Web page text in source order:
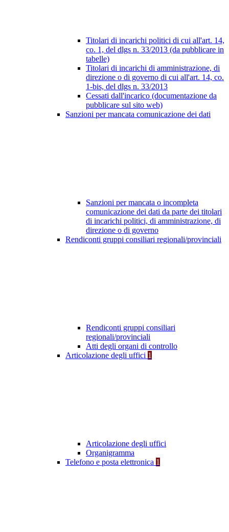
Titolari di incarichi politici di cui all'art. 14,
co. 1, del dlgs n. 33/2013 (da pubblicare in
tabelle)
Titolari di incarichi di amministrazione, di
direzione o di governo di cui all'art. 14, co.
1-bis, del dlgs n. 33/2013
Cessati dall'incarico (documentazione da
pubblicare sul sito web)
Sanzioni per mancata comunicazione dei dati
Sanzioni per mancata o incompleta
comunicazione dei dati da parte dei titolari
di incarichi politici, di amministrazione, di
direzione o di governo
Rendiconti gruppi consiliari regionali/provinciali
Rendiconti gruppi consiliari
regionali/provinciali
Atti degli organi di controllo
Articolazione degli uffici 1
Articolazione degli uffici
Organigramma
Telefono e posta elettronica 1